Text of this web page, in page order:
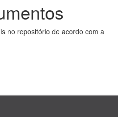
no repositório de acordo com a